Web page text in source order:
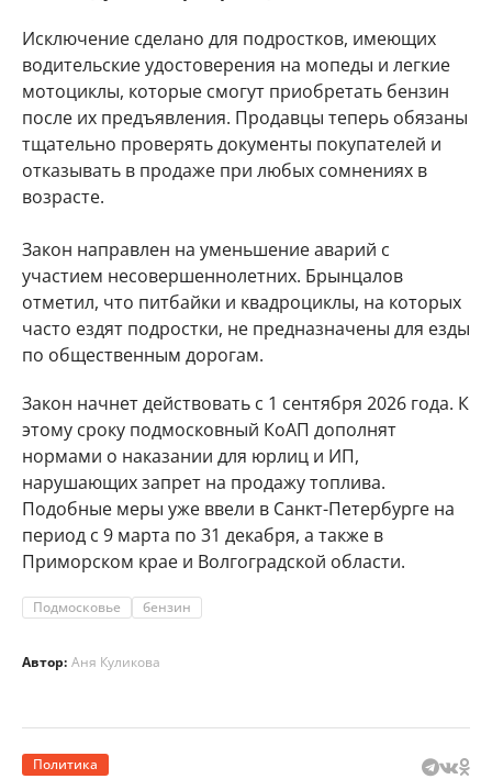
Исключение сделано для подростков, имеющих
водительские удостоверения на мопеды и легкие
мотоциклы, которые смогут приобретать бензин
после их предъявления. Продавцы теперь обязаны
тщательно проверять документы покупателей и
отказывать в продаже при любых сомнениях в
возрасте.
Закон направлен на уменьшение аварий с
участием несовершеннолетних. Брынцалов
отметил, что питбайки и квадроциклы, на которых
часто ездят подростки, не предназначены для езды
по общественным дорогам.
Закон начнет действовать с 1 сентября 2026 года. К
этому сроку подмосковный КоАП дополнят
нормами о наказании для юрлиц и ИП,
нарушающих запрет на продажу топлива.
Подобные меры уже ввели в Санкт-Петербурге на
период с 9 марта по 31 декабря, а также в
Приморском крае и Волгоградской области.
Подмосковье бензин
Автор: Аня Куликова
Политика